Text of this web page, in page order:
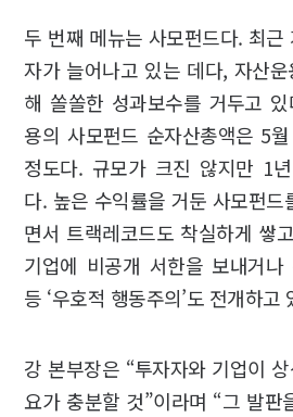
두 번째 메뉴는 사모펀드다. 최
자가 늘어나고 있는 데다, 자산
해 쏠쏠한 성과보수를 거두고
용의 사모펀드 순자산총액은 5
정도다. 규모가 크진 않지만 1
다. 높은 수익률을 거둔 사모펀
면서 트랙레코드도 착실하게 쌓
기업에 비공개 서한을 보내거나
등 ‘우호적 행동주의’도 전개하고
강 본부장은 “투자자와 기업이
요가 충분할 것”이라며 “그 발판